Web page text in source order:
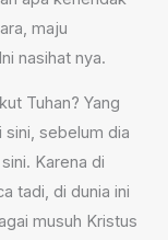
maju
nasihat nya.
Tuhan? Yang
sini, sebelum dia
Karena di
tadi, di dunia ini
musuh Kristus